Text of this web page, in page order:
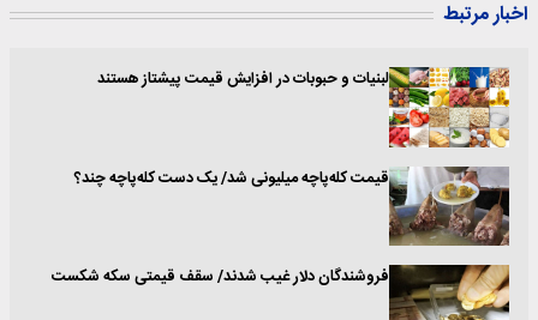
اخبار مرتبط
لبنیات و حبوبات در افزایش قیمت پیشتاز هستند
قیمت کله‌پاچه میلیونی شد/ یک دست کله‌پاچه چند؟
فروشندگان دلار غیب شدند/ سقف قیمتی سکه شکست